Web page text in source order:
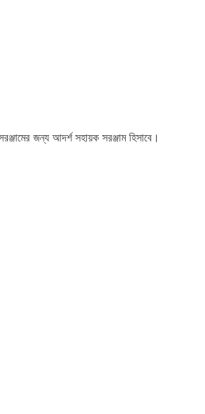
জন্য আদর্শ সহায়ক সরঞ্জাম হিসাবে।